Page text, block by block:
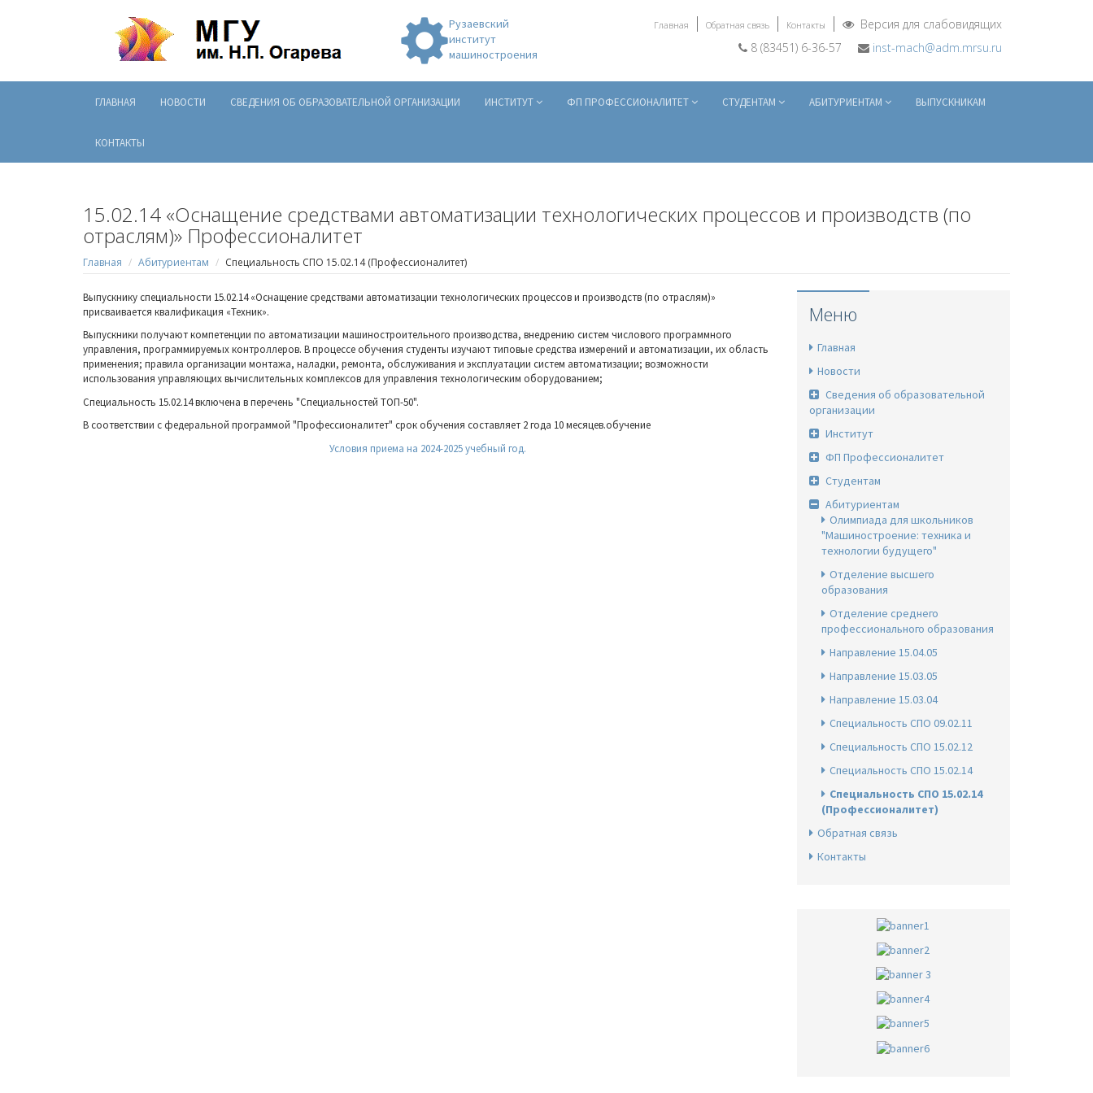
Рузаевский
институт
машиностроения
Главная Обратная связь Контакты
Версия для слабовидящих
8 (83451) 6-36-57
inst-mach@adm.mrsu.ru
ГЛАВНАЯ НОВОСТИ СВЕДЕНИЯ ОБ ОБРАЗОВАТЕЛЬНОЙ ОРГАНИЗАЦИИ ИНСТИТУТ ФП ПРОФЕССИОНАЛИТЕТ СТУДЕНТАМ АБИТУРИЕНТАМ ВЫПУСКНИКАМ
КОНТАКТЫ
15.02.14 «Оснащение средствами автоматизации технологических процессов и производств (по
отраслям)» Профессионалитет
Главная Абитуриентам Специальность СПО 15.02.14 (Профессионалитет)
Выпускнику специальности 15.02.14 «Оснащение средствами автоматизации технологических процессов и производств (по отраслям)»
присваивается квалификация «Техник».
Выпускники получают компетенции по автоматизации машиностроительного производства, внедрению систем числового программного
управления, программируемых контроллеров. В процессе обучения студенты изучают типовые средства измерений и автоматизации, их область
применения; правила организации монтажа, наладки, ремонта, обслуживания и эксплуатации систем автоматизации; возможности
использования управляющих вычислительных комплексов для управления технологическим оборудованием;
Специальность 15.02.14 включена в перечень "Специальностей ТОП-50".
В соответствии с федеральной программой "Профессионалитет" срок обучения составляет 2 года 10 месяцев.обучение
Условия приема на 2024-2025 учебный год.
Меню
Главная
Новости
Сведения об образовательной
организации
Институт
ФП Профессионалитет
Студентам
Абитуриентам
Олимпиада для школьников
"Машиностроение: техника и
технологии будущего"
Отделение высшего
образования
Отделение среднего
профессионального образования
Направление 15.04.05
Направление 15.03.05
Направление 15.03.04
Специальность СПО 09.02.11
Специальность СПО 15.02.12
Специальность СПО 15.02.14
Специальность СПО 15.02.14
(Профессионалитет)
Обратная связь
Контакты